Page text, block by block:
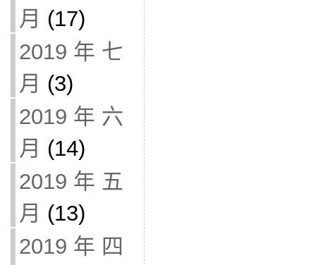
月 (17)
2019 年 七
月 (3)
2019 年 六
月 (14)
2019 年 五
月 (13)
2019 年 四